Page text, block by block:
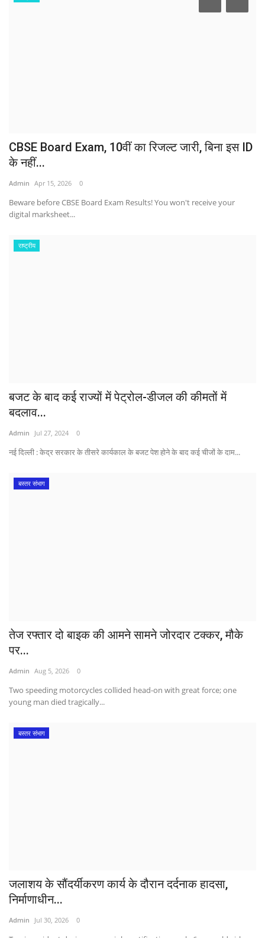
CBSE Board Exam, 10वीं का रिजल्ट जारी, बिना इस ID
के नहीं...
Admin Apr 15, 2026 0
Beware before CBSE Board Exam Results! You won't receive your
digital marksheet...
राष्ट्रीय
बजट के बाद कई राज्यों में पेट्रोल-डीजल की कीमतों में
बदलाव...
Admin Jul 27, 2024 0
नई दिल्ली : केद्र सरकार के ​तीसरे कार्यकाल के बजट पेश होने के बाद कई चीजों के दाम...
बस्तर संभाग
तेज रफ्तार दो बाइक की आमने सामने जोरदार टक्कर, मौके
पर...
Admin Aug 5, 2026 0
Two speeding motorcycles collided head-on with great force; one
young man died tragically...
बस्तर संभाग
जलाशय के सौंदर्यीकरण कार्य के दौरान दर्दनाक हादसा,
निर्माणाधीन...
Admin Jul 30, 2026 0